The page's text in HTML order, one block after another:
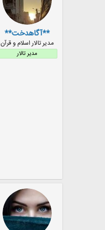
**آگاهدخت**
مدیر تالار اسلام و قرآن
مدیر تالار